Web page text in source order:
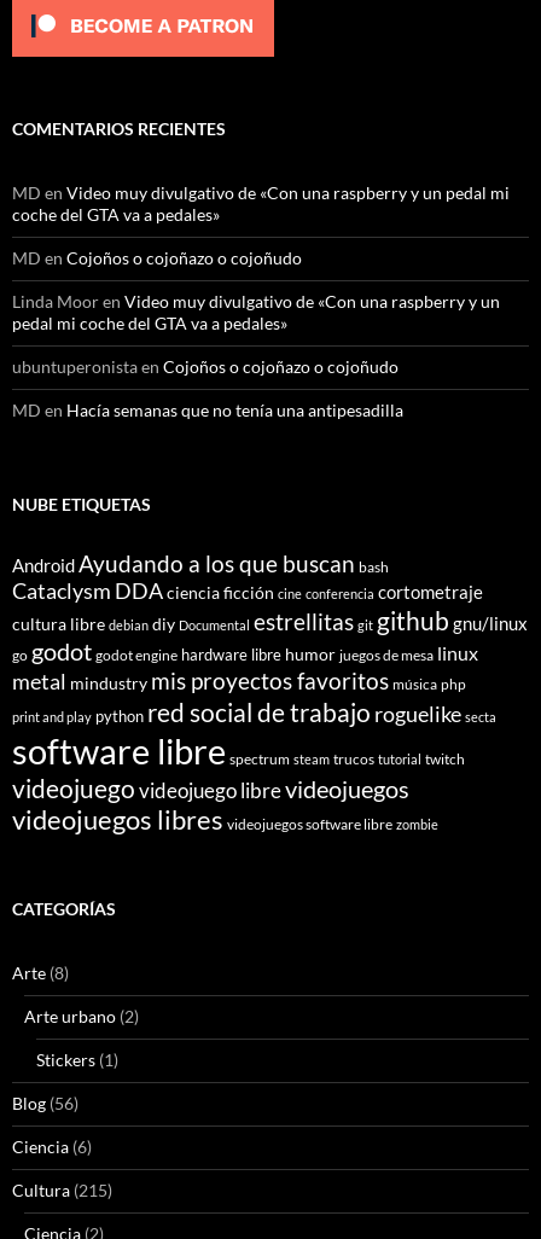
COMENTARIOS RECIENTES
MD en Video muy divulgativo de «Con una raspberry y un pedal mi
coche del GTA va a pedales»
MD en Cojoños o cojoñazo o cojoñudo
Linda Mooren Video muy divulgativo de «Con una raspberry y un
pedal mi coche del GTA va a pedales»
ubuntuperonistaen Cojoños o cojoñazo o cojoñudo
MD en Hacía semanas que no tenía una antipesadilla
NUBE ETIQUETAS
AndroidAyudando a los que buscan bash
Cataclysm DDAciencia ficción cine conferencia cortometraje
cultura libre debian diy Documental estrellitas git github gnu/linux
go godot godot engine hardware libre humor juegos de mesa linux
metal mindustry mis proyectos favoritos música php
print and play python red social de trabajo roguelike secta
software libre spectrum steam trucos tutorial twitch
videojuegovideojuego librevideojuegos
videojuegos libres videojuegos software libre zombie
CATEGORÍAS
Arte (8)
Arte urbano (2)
Stickers (1)
Blog (56)
Ciencia (6)
Cultura (215)
Ciencia (2)